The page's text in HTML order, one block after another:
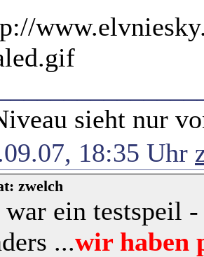
sieht nur
18:35 Uhr
zwelch
war ein testspeil
...wir haben